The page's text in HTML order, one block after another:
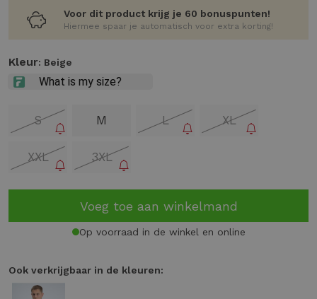
Voor dit product krijg je 60 bonuspunten!
Hiermee spaar je automatisch voor extra korting!
Kleur: Beige
S M L XL
XXL 3XL
Voeg toe aan winkelmand
Op voorraad in de winkel en online
Ook verkrijgbaar in de kleuren: